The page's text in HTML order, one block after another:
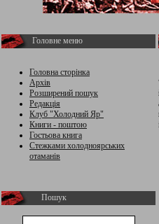
Головне меню
Головна сторінка
Архів
Розширений пошук
Редакція
Клуб "Холодний Яр"
Книги - поштою
Гостьова книга
Стежками холодноярських
отаманів
Пошук